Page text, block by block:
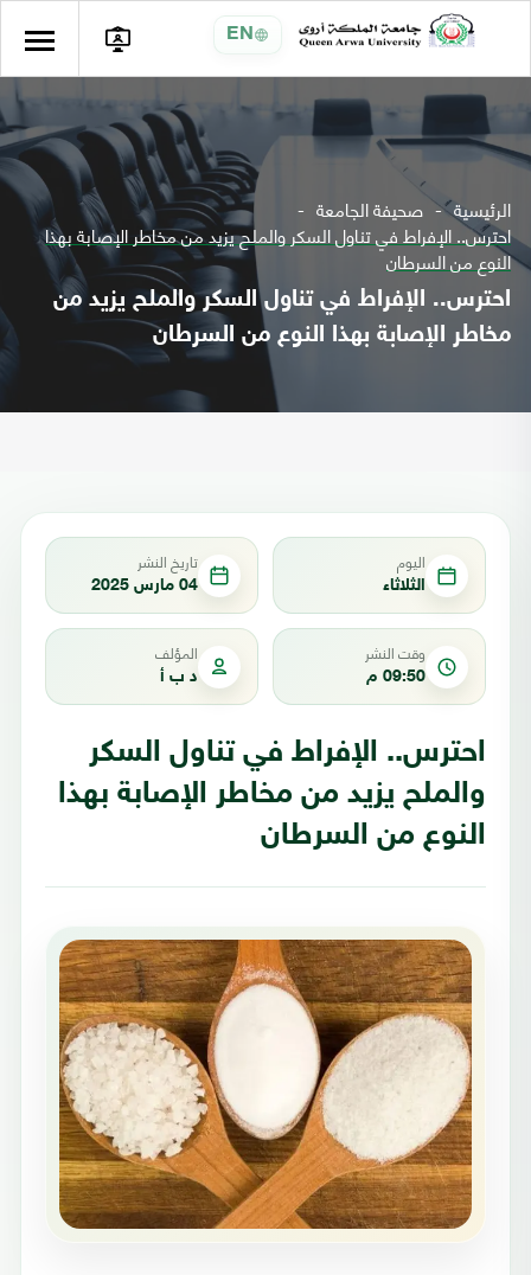
EN
الرئيسية صحيفة الجامعة
احترس.. الإفراط في تناول السكر والملح يزيد من مخاطر الإصابة بهذا
النوع من السرطان
احترس.. الإفراط في تناول السكر والملح يزيد من
مخاطر الإصابة بهذا النوع من السرطان
اليوم
الثلاثاء
تاريخ النشر
04 مارس 2025
وقت النشر
09:50 م
المؤلف
د ب أ
احترس.. الإفراط في تناول السكر
والملح يزيد من مخاطر الإصابة بهذا
النوع من السرطان